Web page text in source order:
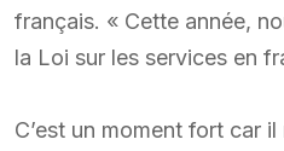
français. « Cette année,
la Loi sur les services en
C’est un moment fort car